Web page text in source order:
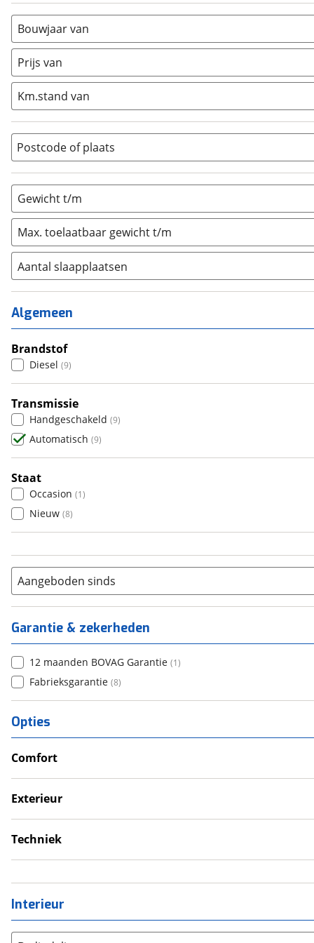
Busmodel
Caravan (0)
Half-integraal
Integraal (2)
Opzetunit (0
Vouwwagen (0)
Bouwjaar van
Prijs van
Km.stand van
Postcode of plaats
Gewicht t/m
Max. toelaatbaar gewicht t/m
Aantal slaapplaatsen
1 (0)
2 (0)
3 (2)
4 (7)
5 (0)
6+ (0)
Algemeen
Brandstof
Diesel (9)
Transmissie
Handgeschakeld (9)
Automatisch (9)
Staat
Occasion (1)
Nieuw (8)
Aangeboden sinds
Garantie & zekerheden
12 maanden BOVAG Garantie (1)
Fabrieksgarantie (8)
Opties
Comfort
Verwarmde leefruimte
Exterieur
Luifel
Techniek
Interieur